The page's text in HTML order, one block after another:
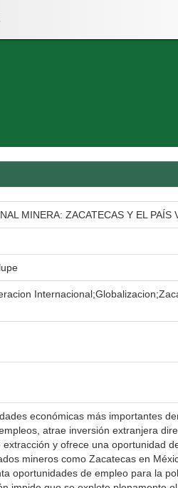
MINERA: ZACATECAS Y EL PAÍS
económicas más importantes
atrae inversión extranjera
y ofrece una oportunidad
mineros como Zacatecas en
oportunidades de empleo para la